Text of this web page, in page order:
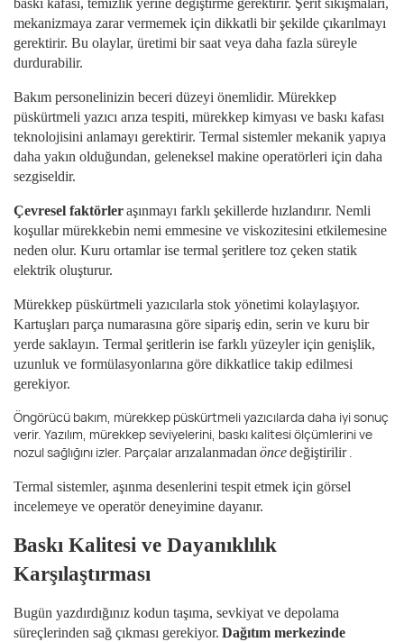
baskı kafası, temizlik yerine değiştirme gerektirir. Şerit sıkışmaları,
mekanizmaya zarar vermemek için dikkatli bir şekilde çıkarılmayı
gerektirir. Bu olaylar, üretimi bir saat veya daha fazla süreyle
durdurabilir.
Bakım personelinizin beceri düzeyi önemlidir. Mürekkep
püskürtmeli yazıcı arıza tespiti, mürekkep kimyası ve baskı kafası
teknolojisini anlamayı gerektirir. Termal sistemler mekanik yapıya
daha yakın olduğundan, geleneksel makine operatörleri için daha
sezgiseldir.
Çevresel faktörleraşınmayı farklı şekillerde hızlandırır. Nemli
koşullar mürekkebin nemi emmesine ve viskozitesini etkilemesine
neden olur. Kuru ortamlar ise termal şeritlere toz çeken statik
elektrik oluşturur.
Mürekkep püskürtmeli yazıcılarla stok yönetimi kolaylaşıyor.
Kartuşları parça numarasına göre sipariş edin, serin ve kuru bir
yerde saklayın. Termal şeritlerin ise farklı yüzeyler için genişlik,
uzunluk ve formülasyonlarına göre dikkatlice takip edilmesi
gerekiyor.
Öngörücü bakım, mürekkep püskürtmeli yazıcılarda daha iyi sonuç
verir. Yazılım, mürekkep seviyelerini, baskı kalitesi ölçümlerini ve
nozul sağlığını izler. Parçalararızalanmadan öncedeğiştirilir.
Termal sistemler, aşınma desenlerini tespit etmek için görsel
incelemeye ve operatör deneyimine dayanır.
Baskı Kalitesi ve Dayanıklılık
Karşılaştırması
Bugün yazdırdığınız kodun taşıma, sevkiyat ve depolama
süreçlerinden sağ çıkması gerekiyor. Dağıtım merkezinde